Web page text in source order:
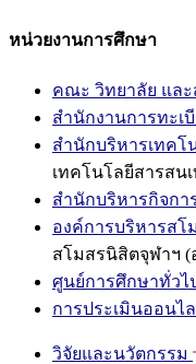
หน่วยงานการศึกษา
คณะ วิทยาลัย แล
สำนักงานการทะเ
สำนักบริหารเทคโ
เทคโนโลยีสารสน
สำนักบริหารกิจกา
องค์การบริหารสโ
สโมสรนิสิตจุฬาฯ (
ศูนย์การศึกษาทั่วไ
การประเมินออนไ
วิจัยและนวัตกรรม